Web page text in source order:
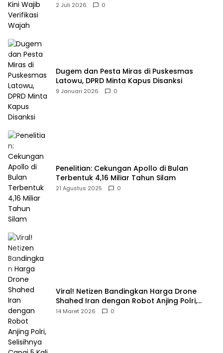
2 Juli 2026 0
Dugem dan Pesta Miras di Puskesmas
Latowu, DPRD Minta Kapus Disanksi
9 Januari 2026 0
Penelitian: Cekungan Apollo di Bulan
Terbentuk 4,16 Miliar Tahun Silam
21 Agustus 2025 0
Viral! Netizen Bandingkan Harga Drone
Shahed Iran dengan Robot Anjing Polri,
Selisihnya Capai 5 Kali Lipat
14 Maret 2026 0